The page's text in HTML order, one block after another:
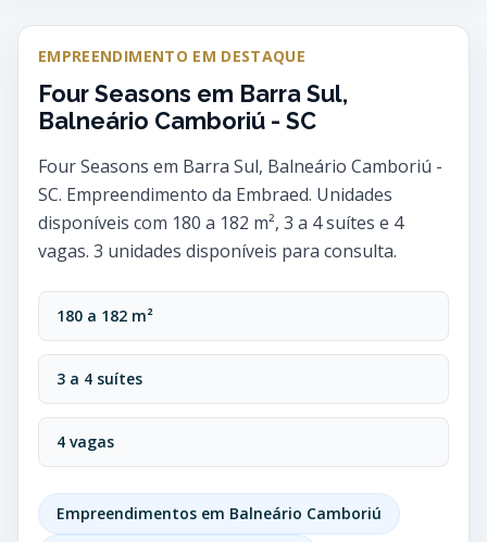
EMPREENDIMENTO EM DESTAQUE
Four Seasons em Barra Sul,
Balneário Camboriú - SC
Four Seasons em Barra Sul, Balneário Camboriú -
SC. Empreendimento da Embraed. Unidades
disponíveis com 180 a 182 m², 3 a 4 suítes e 4
vagas. 3 unidades disponíveis para consulta.
180 a 182 m²
3 a 4 suítes
4 vagas
Empreendimentos em Balneário Camboriú